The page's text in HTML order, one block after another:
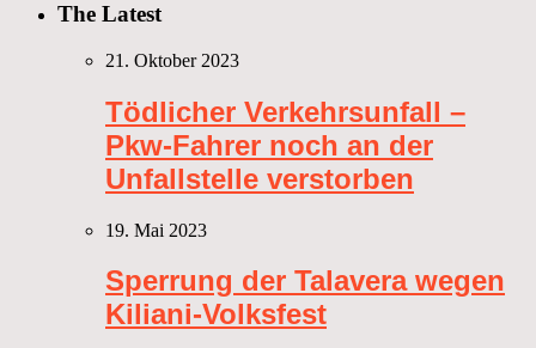
The Latest
21. Oktober 2023
Tödlicher Verkehrsunfall –
Pkw-Fahrer noch an der
Unfallstelle verstorben
19. Mai 2023
Sperrung der Talavera wegen
Kiliani-Volksfest